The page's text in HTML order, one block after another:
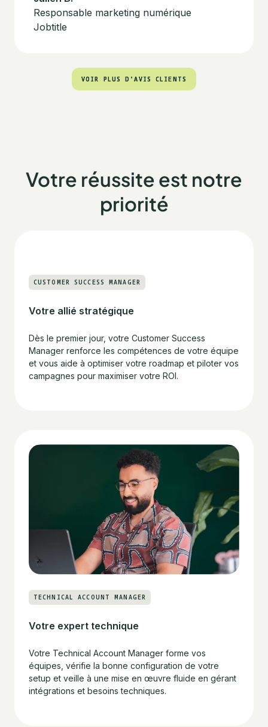
Responsable marketing numérique
Jobtitle
VOIR PLUS D'AVIS CLIENTS
VOIR PLUS D'AVIS CLIENTS
Votre réussite est notre
priorité
CUSTOMER SUCCESS MANAGER
Votre allié stratégique
Dès le premier jour, votre Customer Success
Manager renforce les compétences de votre équipe
et vous aide à optimiser votre roadmap et piloter vos
campagnes pour maximiser votre ROI.
TECHNICAL ACCOUNT MANAGER
Votre expert technique
Votre Technical Account Manager forme vos
équipes, vérifie la bonne configuration de votre
setup et veille à une mise en œuvre fluide en gérant
intégrations et besoins techniques.